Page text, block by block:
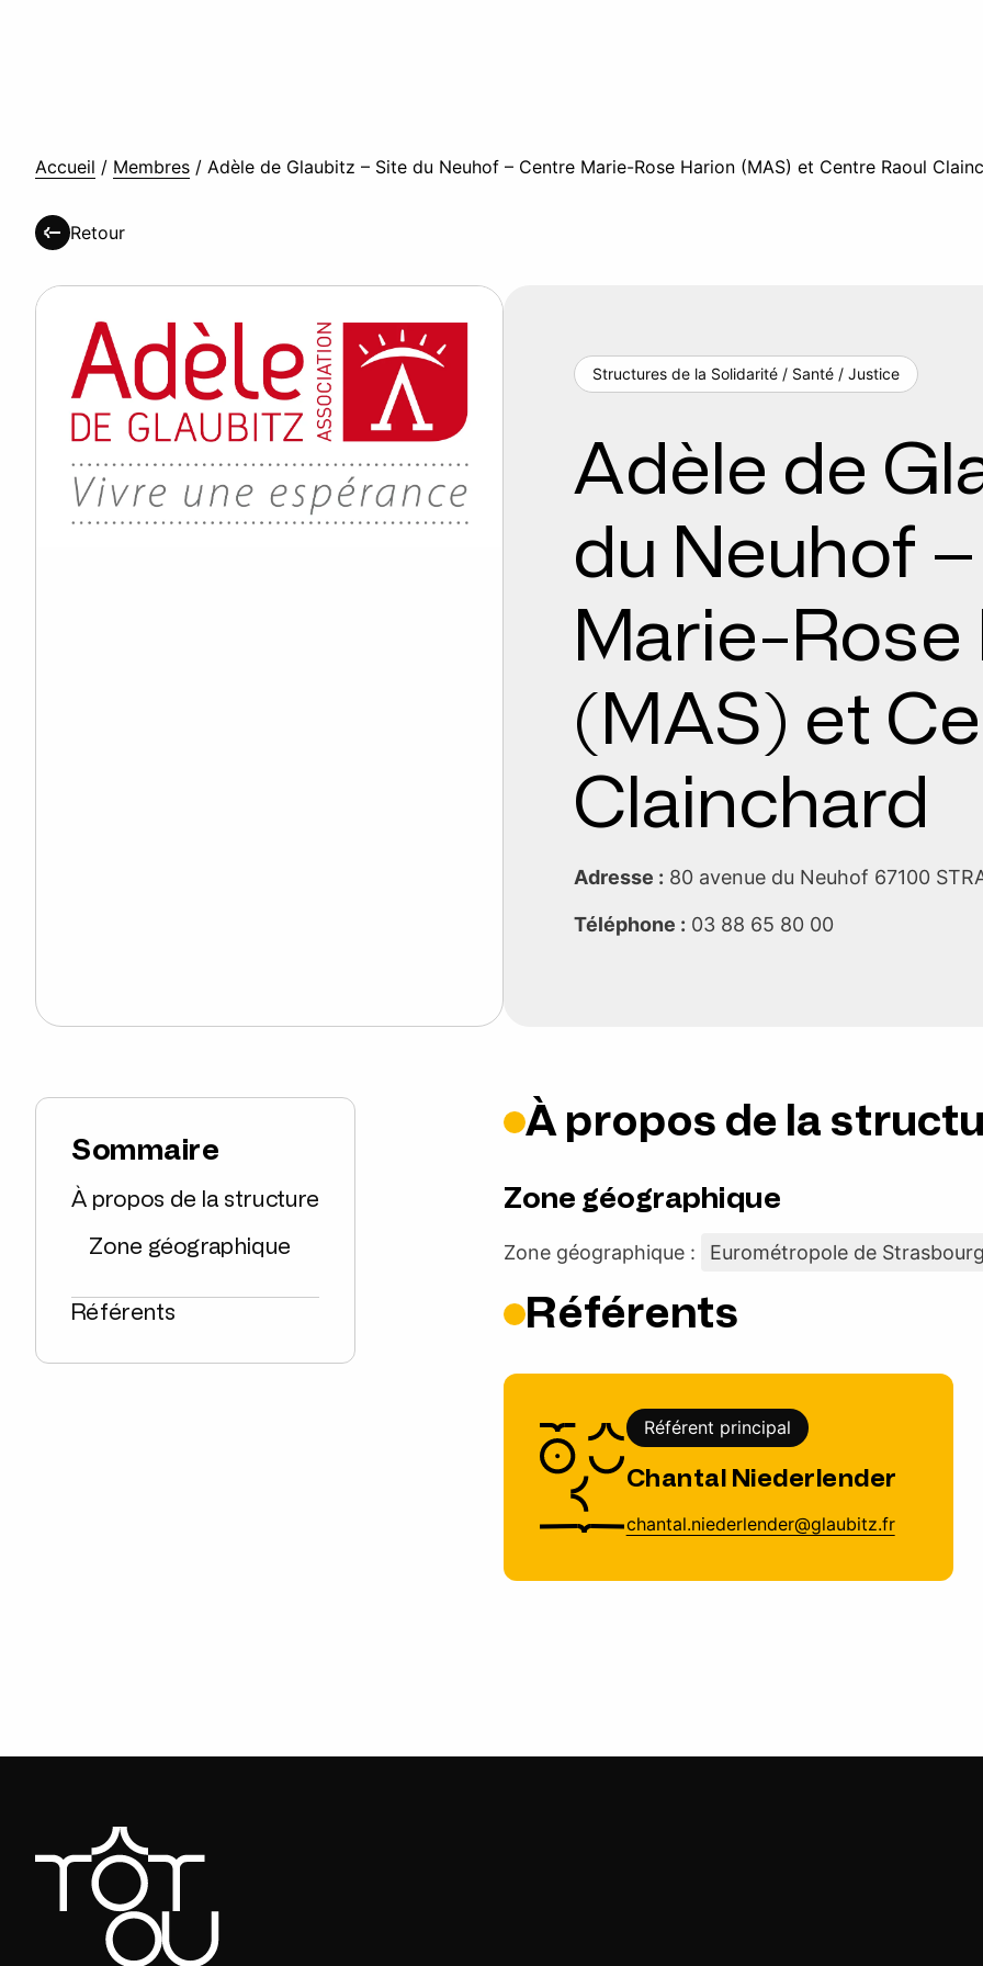
Accueil / Membres / Adèle de Glaubitz – Site du Neuhof – Centre Marie-Rose Harion (MAS) et Centre Raoul
Retour
Structures de la Solidarité / Santé / Justice
Adèle de
du Neuhof
Marie-Rose
(MAS) et
Clainchard
Adresse : 80 avenue du Neuhof 67100
Téléphone : 03 88 65 80 00
Sommaire
À propos de la structure
Zone géographique
Référents
À propos de la
Zone géographique
Zone géographique : Eurométropole de Strasbourg
Référents
Référent principal
Chantal Niederlender
chantal.niederlender@glaubitz.fr